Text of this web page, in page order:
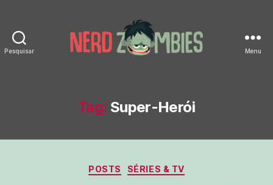
Pesquisar Menu
Tag: Super-Herói
Categorias
POSTS SÉRIES & TV